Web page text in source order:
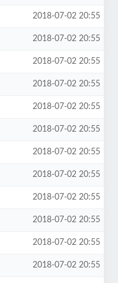
2018-07-02 20:55
2018-07-02 20:55
2018-07-02 20:55
2018-07-02 20:55
2018-07-02 20:55
2018-07-02 20:55
2018-07-02 20:55
2018-07-02 20:55
2018-07-02 20:55
2018-07-02 20:55
2018-07-02 20:55
2018-07-02 20:55